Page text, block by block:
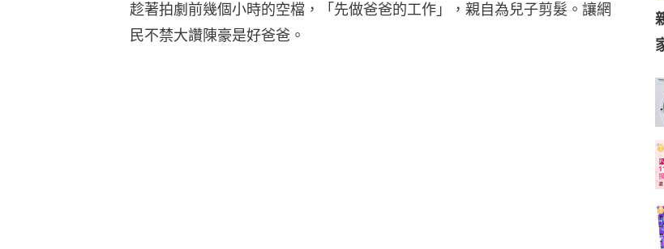
趁著拍劇前幾個小時的空檔，「先做爸爸的工作」，親自為兒子剪髮。讓網
民不禁大讚陳豪是好爸爸。